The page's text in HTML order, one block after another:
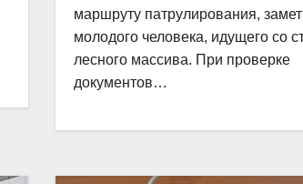
маршруту патрулирования,
молодого человека, идущего со
лесного массива. При проверке
документов…